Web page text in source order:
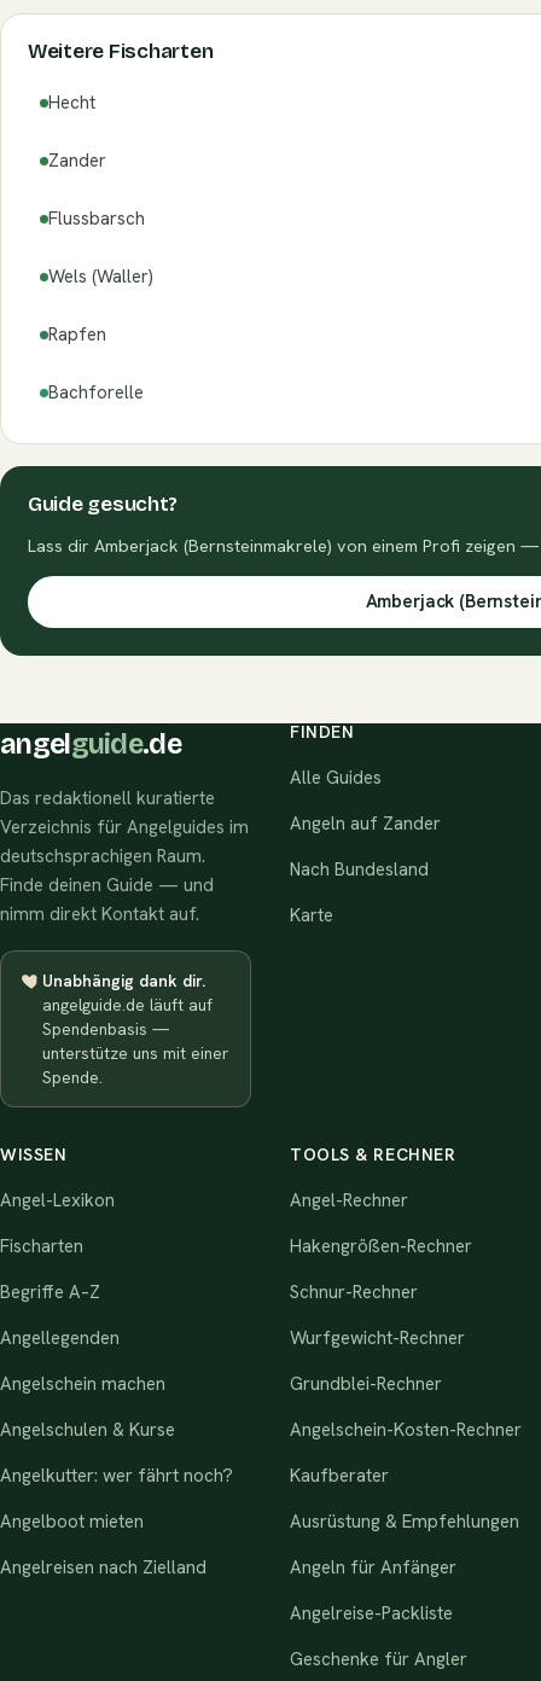
Weitere Fischarten
Hecht
Zander
Flussbarsch
Wels (Waller)
Rapfen
Bachforelle
Guide gesucht?
Lass dir Amberjack (Bernsteinmakrele) von einem Profi zeigen
Amberjack
angel guide.de
Das redaktionell kuratierte
Verzeichnis für Angelguides im
deutschsprachigen Raum.
Finde deinen Guide — und
nimm direkt Kontakt auf.
Unabhängig dank dir.
angelguide.de läuft auf
Spendenbasis —
unterstütze uns mit einer
Spende.
FINDEN
Alle Guides
Angeln auf Zander
Nach Bundesland
Karte
WISSEN
Angel-Lexikon
Fischarten
Begriffe A–Z
Angellegenden
Angelschein machen
Angelschulen & Kurse
Angelkutter: wer fährt noch?
Angelboot mieten
Angelreisen nach Zielland
TOOLS & RECHNER
Angel-Rechner
Hakengrößen-Rechner
Schnur-Rechner
Wurfgewicht-Rechner
Grundblei-Rechner
Angelschein-Kosten-Rechner
Kaufberater
Ausrüstung & Empfehlungen
Angeln für Anfänger
Angelreise-Packliste
Geschenke für Angler